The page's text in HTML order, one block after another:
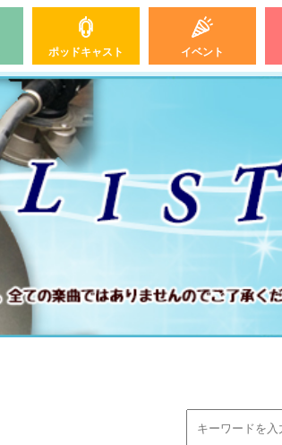
ポッドキャスト イベント